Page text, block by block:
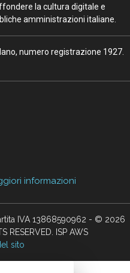
la cultura digitale e
amministrazioni italiane.
numero registrazione 1927.
informazioni
IVA 13868590962 - © 2026
RESERVED. ISP AWS
sito